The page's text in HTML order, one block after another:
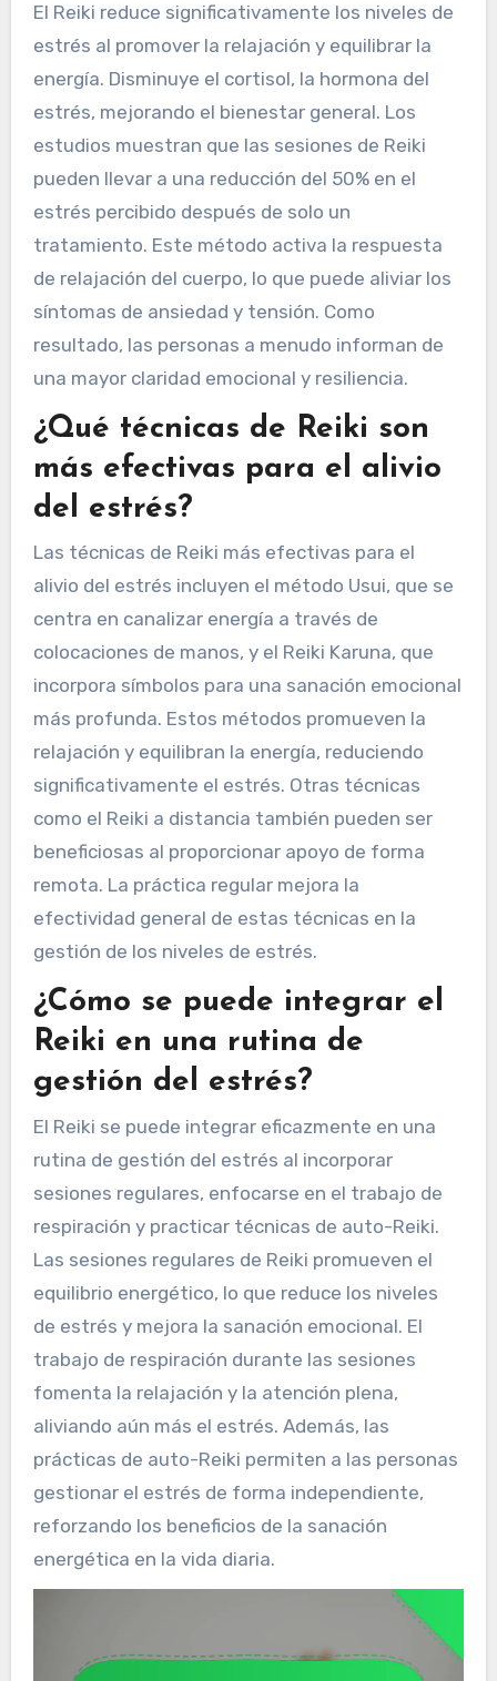
El Reiki reduce significativamente los niveles de
estrés al promover la relajación y equilibrar la
energía. Disminuye el cortisol, la hormona del
estrés, mejorando el bienestar general. Los
estudios muestran que las sesiones de Reiki
pueden llevar a una reducción del 50% en el
estrés percibido después de solo un
tratamiento. Este método activa la respuesta
de relajación del cuerpo, lo que puede aliviar los
síntomas de ansiedad y tensión. Como
resultado, las personas a menudo informan de
una mayor claridad emocional y resiliencia.
¿Qué técnicas de Reiki son
más efectivas para el alivio
del estrés?
Las técnicas de Reiki más efectivas para el
alivio del estrés incluyen el método Usui, que se
centra en canalizar energía a través de
colocaciones de manos, y el Reiki Karuna, que
incorpora símbolos para una sanación emocional
más profunda. Estos métodos promueven la
relajación y equilibran la energía, reduciendo
significativamente el estrés. Otras técnicas
como el Reiki a distancia también pueden ser
beneficiosas al proporcionar apoyo de forma
remota. La práctica regular mejora la
efectividad general de estas técnicas en la
gestión de los niveles de estrés.
¿Cómo se puede integrar el
Reiki en una rutina de
gestión del estrés?
El Reiki se puede integrar eficazmente en una
rutina de gestión del estrés al incorporar
sesiones regulares, enfocarse en el trabajo de
respiración y practicar técnicas de auto-Reiki.
Las sesiones regulares de Reiki promueven el
equilibrio energético, lo que reduce los niveles
de estrés y mejora la sanación emocional. El
trabajo de respiración durante las sesiones
fomenta la relajación y la atención plena,
aliviando aún más el estrés. Además, las
prácticas de auto-Reiki permiten a las personas
gestionar el estrés de forma independiente,
reforzando los beneficios de la sanación
energética en la vida diaria.